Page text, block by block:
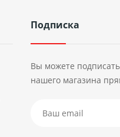
Подписка
Вы можете
нашего магазина